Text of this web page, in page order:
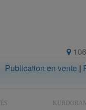
Publication en vente |